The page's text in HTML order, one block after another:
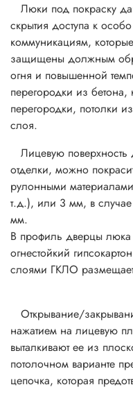
Люки под покраску
скрытия доступа к
коммуникациям,
защищены должным
огня и повышенной
перегородки из
перегородки, потолки
слоя.
Лицевую
отделки, можно
рулонными
т.д.), или 3 мм, в
мм.
В профиль дверцы люка
огнестойкий
слоями ГКЛО
Открывание/
нажатием на лицевую
выталкивают ее из
потолочном варианте
цепочка, которая